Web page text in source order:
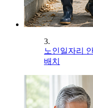
3.
노인일자리
배치